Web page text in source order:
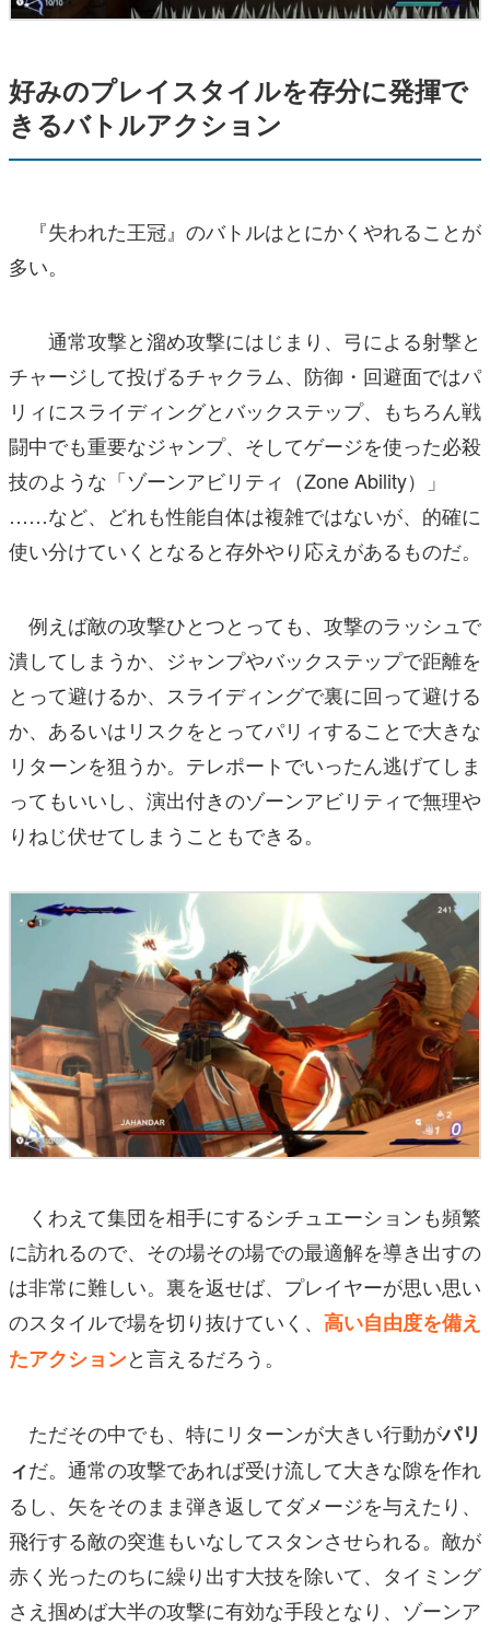
好みのプレイスタイルを存分に発揮で
きるバトルアクション
『失われた王冠』のバトルはとにかくやれることが
多い。
通常攻撃と溜め攻撃にはじまり、弓による射撃と
チャージして投げるチャクラム、防御・回避面ではパ
リィにスライディングとバックステップ、もちろん戦
闘中でも重要なジャンプ、そしてゲージを使った必殺
技のような「ゾーンアビリティ（Zone Ability）」
……など、どれも性能自体は複雑ではないが、的確に
使い分けていくとなると存外やり応えがあるものだ。
例えば敵の攻撃ひとつとっても、攻撃のラッシュで
潰してしまうか、ジャンプやバックステップで距離を
とって避けるか、スライディングで裏に回って避ける
か、あるいはリスクをとってパリィすることで大きな
リターンを狙うか。テレポートでいったん逃げてしま
ってもいいし、演出付きのゾーンアビリティで無理や
りねじ伏せてしまうこともできる。
くわえて集団を相手にするシチュエーションも頻繁
に訪れるので、その場その場での最適解を導き出すの
は非常に難しい。裏を返せば、プレイヤーが思い思い
のスタイルで場を切り抜けていく、 高い自由度を備え
たアクションと言えるだろう。
ただその中でも、特にリターンが大きい行動がパリ
ィだ。通常の攻撃であれば受け流して大きな隙を作れ
るし、矢をそのまま弾き返してダメージを与えたり、
飛行する敵の突進もいなしてスタンさせられる。敵が
赤く光ったのちに繰り出す大技を除いて、タイミング
さえ掴めば大半の攻撃に有効な手段となり、ゾーンア